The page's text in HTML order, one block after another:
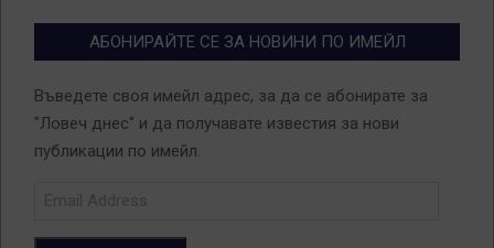
АБОНИРАЙТЕ СЕ ЗА НОВИНИ ПО ИМЕЙЛ
Въведете своя имейл адрес, за да се абонирате за
"Ловеч днес" и да получавате известия за нови
публикации по имейл.